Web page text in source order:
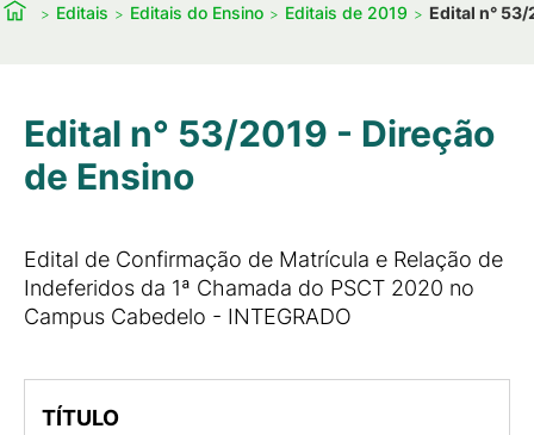
Editais Editais do Ensino Editais de 2019 Edital n°
Edital n° 53/2019 - Direção
de Ensino
Edital de Confirmação de Matrícula e Relação de
Indeferidos da 1ª Chamada do PSCT 2020 no
Campus Cabedelo - INTEGRADO
TÍTULO